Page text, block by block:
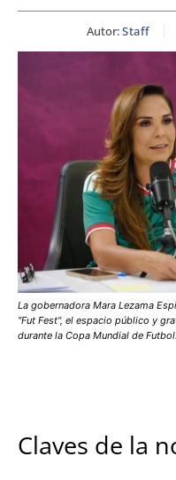
Autor:Staff
La gobernadora Mara Lezama
"Fut Fest", el espacio público y
durante la Copa Mundial de Futbol.
Claves de la